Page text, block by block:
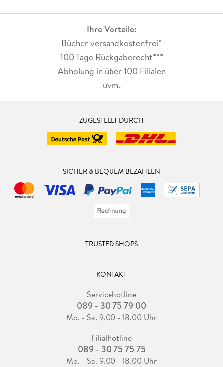
Ihre Vorteile:
Bücher versandkostenfrei*
100 Tage Rückgaberecht***
Abholung in über 100 Filialen
uvm.
ZUGESTELLT DURCH
SICHER & BEQUEM BEZAHLEN
TRUSTED SHOPS
KONTAKT
Servicehotline
089 - 30 75 79 00
Mo. - Sa. 9.00 - 18.00 Uhr
Filialhotline
089 - 30 75 75 75
Mo. - Sa. 9.00 - 18.00 Uhr